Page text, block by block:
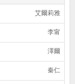
艾爾莉雅
李甯
澤爾
秦仁